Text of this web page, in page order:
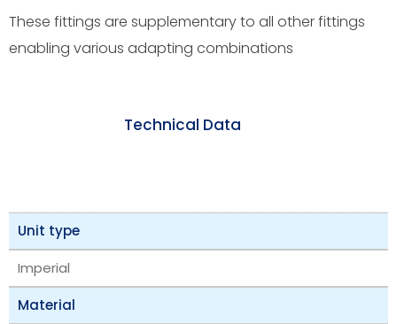
These fittings are supplementary to all other fittings
enabling various adapting combinations
Technical Data
Unit type
Imperial
Material